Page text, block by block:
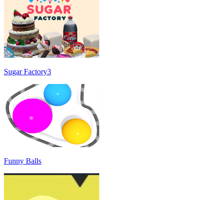
Sugar Factory3
Funny Balls